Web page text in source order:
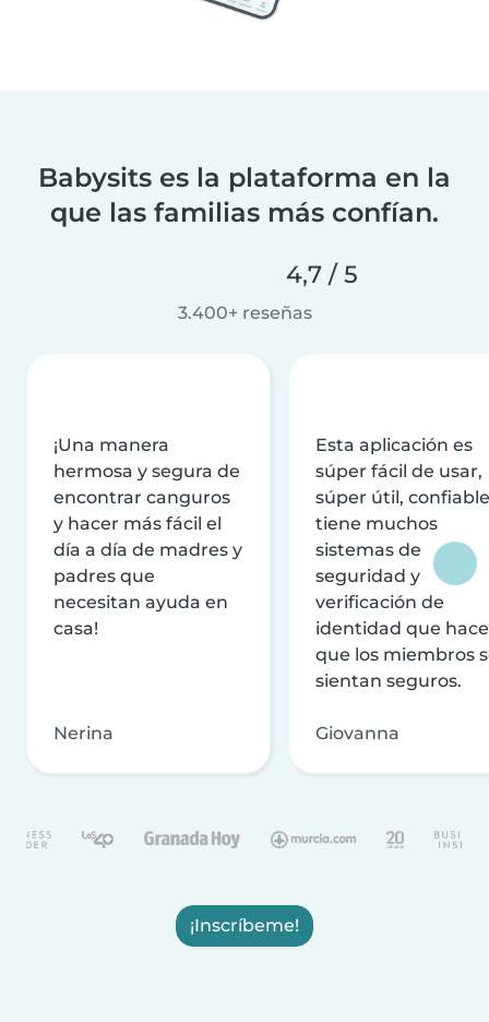
Babysits es la plataforma en la
que las familias más confían.
4,7 / 5
3.400+ reseñas
¡Una manera
hermosa y segura de
encontrar canguros
y hacer más fácil el
día a día de madres y
padres que
necesitan ayuda en
casa!
Nerina
Esta aplicación es
súper fácil de usar,
súper útil,
tiene muchos
sistemas de
seguridad y
verificación de
identidad que
que los miembros
sientan seguros.
Giovanna
¡Inscríbeme!